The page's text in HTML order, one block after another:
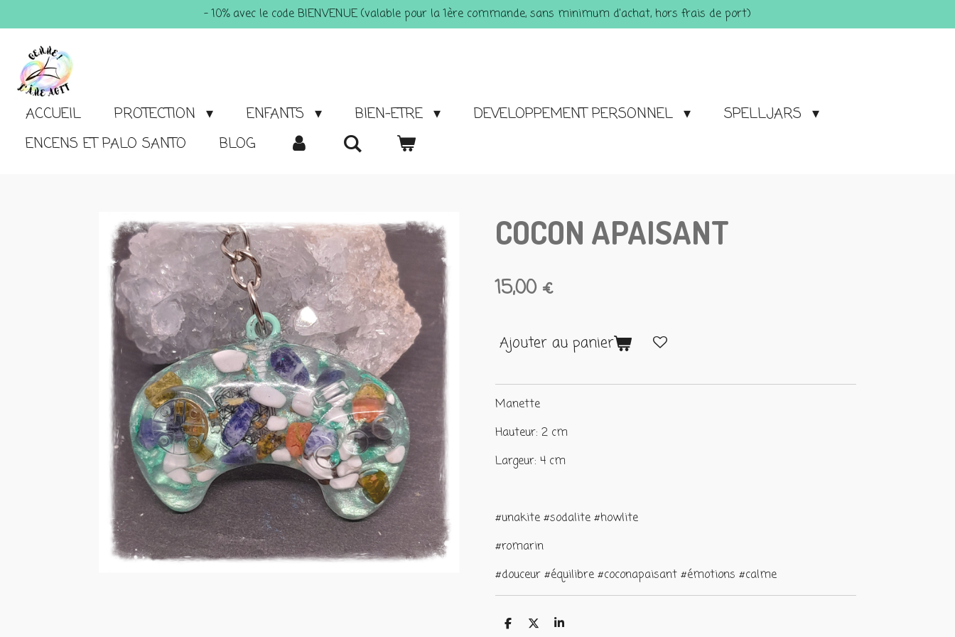
au
contenu
principal
- 10% avec le code BIENVENUE (valable pour la 1ère commande, sans minimum d'achat, hors frais de port)
ACCUEIL PROTECTION ENFANTS BIEN-ETRE DEVELOPPEMENT PERSONNEL
SPELLJARS
ENCENS ET PALO SANTO
BLOG
COCON APAISANT
15,00 €
Ajouter au panier
Manette
Hauteur: 2 cm
Largeur: 4 cm
#unakite #sodalite #howlite
#romarin
#douceur #équilibre #coconapaisant #émotions #calme
P P P